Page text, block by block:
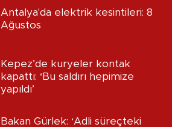
Antalya'da elektrik kesintileri: 8
Ağustos
Kepez’de kuryeler kontak
kapattı: ‘Bu saldırı hepimize
yapıldı’
Bakan Gürlek: ‘Adli süreçteki